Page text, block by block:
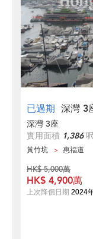
已過期 深灣 3
深灣 3座
實用面積 1,386呎
黃竹坑 惠福道
HK$ 5,000萬
HK$ 4,900萬
上次降價日期 2024